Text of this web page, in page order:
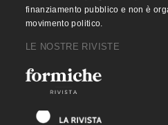
finanziamento pubblico e non è
movimento politico.
LE NOSTRE RIVISTE